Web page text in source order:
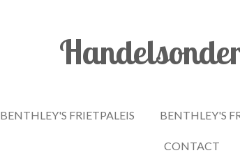
BENTHLEY'S FRIETPALEIS BENTHLEY'S
CONTACT